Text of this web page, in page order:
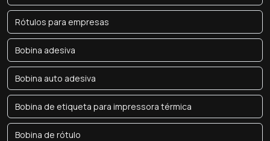
Rótulos para empresas
Bobina adesiva
Bobina auto adesiva
Bobina de etiqueta para impressora térmica
Bobina de rótulo